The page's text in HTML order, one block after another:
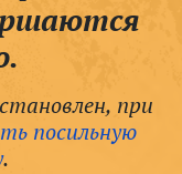
при
посильную
.